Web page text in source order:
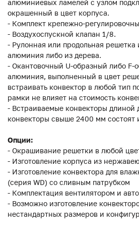
алюминиевых ламелей с узлом
окрашенный в цвет корпуса.
- Комплект крепежно-
- Воздухоспускной клапан 1/8.
- Рулонная или продольная решетка
алюминия либо из дерева.
- Окантовочный U-образный либо F-
алюминия, выполненный в цвет
встраивать конвектор в любой тип
рамки не влияет на стоимость
- Встраиваемые конвекторы длиной
конвекторы свыше 2400 мм состоят
Опции:
- Окрашивание решетки в любой
- Изготовление корпуса из
- Изготовление конвектора для
(серия WD) со сливным патрубком
- Комплектация вентилятором и
- Возможно изготовление
нестандартных размеров и